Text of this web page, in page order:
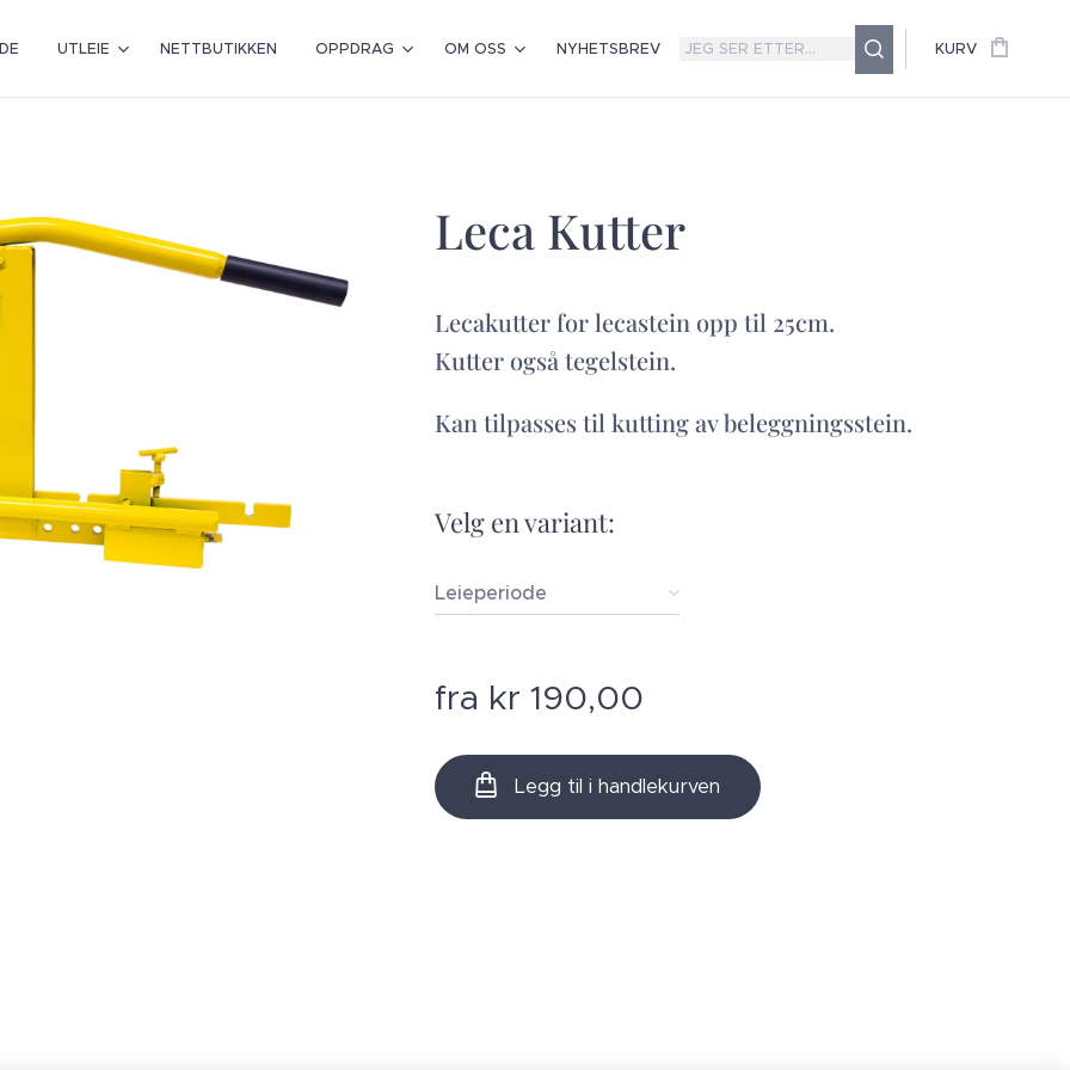
UTLEIE NETTBUTIKKEN OPPDRAG OM OSS NYHETSBREV KURV
Leca Kutter
Lecakutter for lecastein opp til 25cm.
Kutter også tegelstein.
Kan tilpasses til kutting av beleggningsstein.
Velg en variant:
Leieperiode
fra kr 190,00
Legg til i handlekurven